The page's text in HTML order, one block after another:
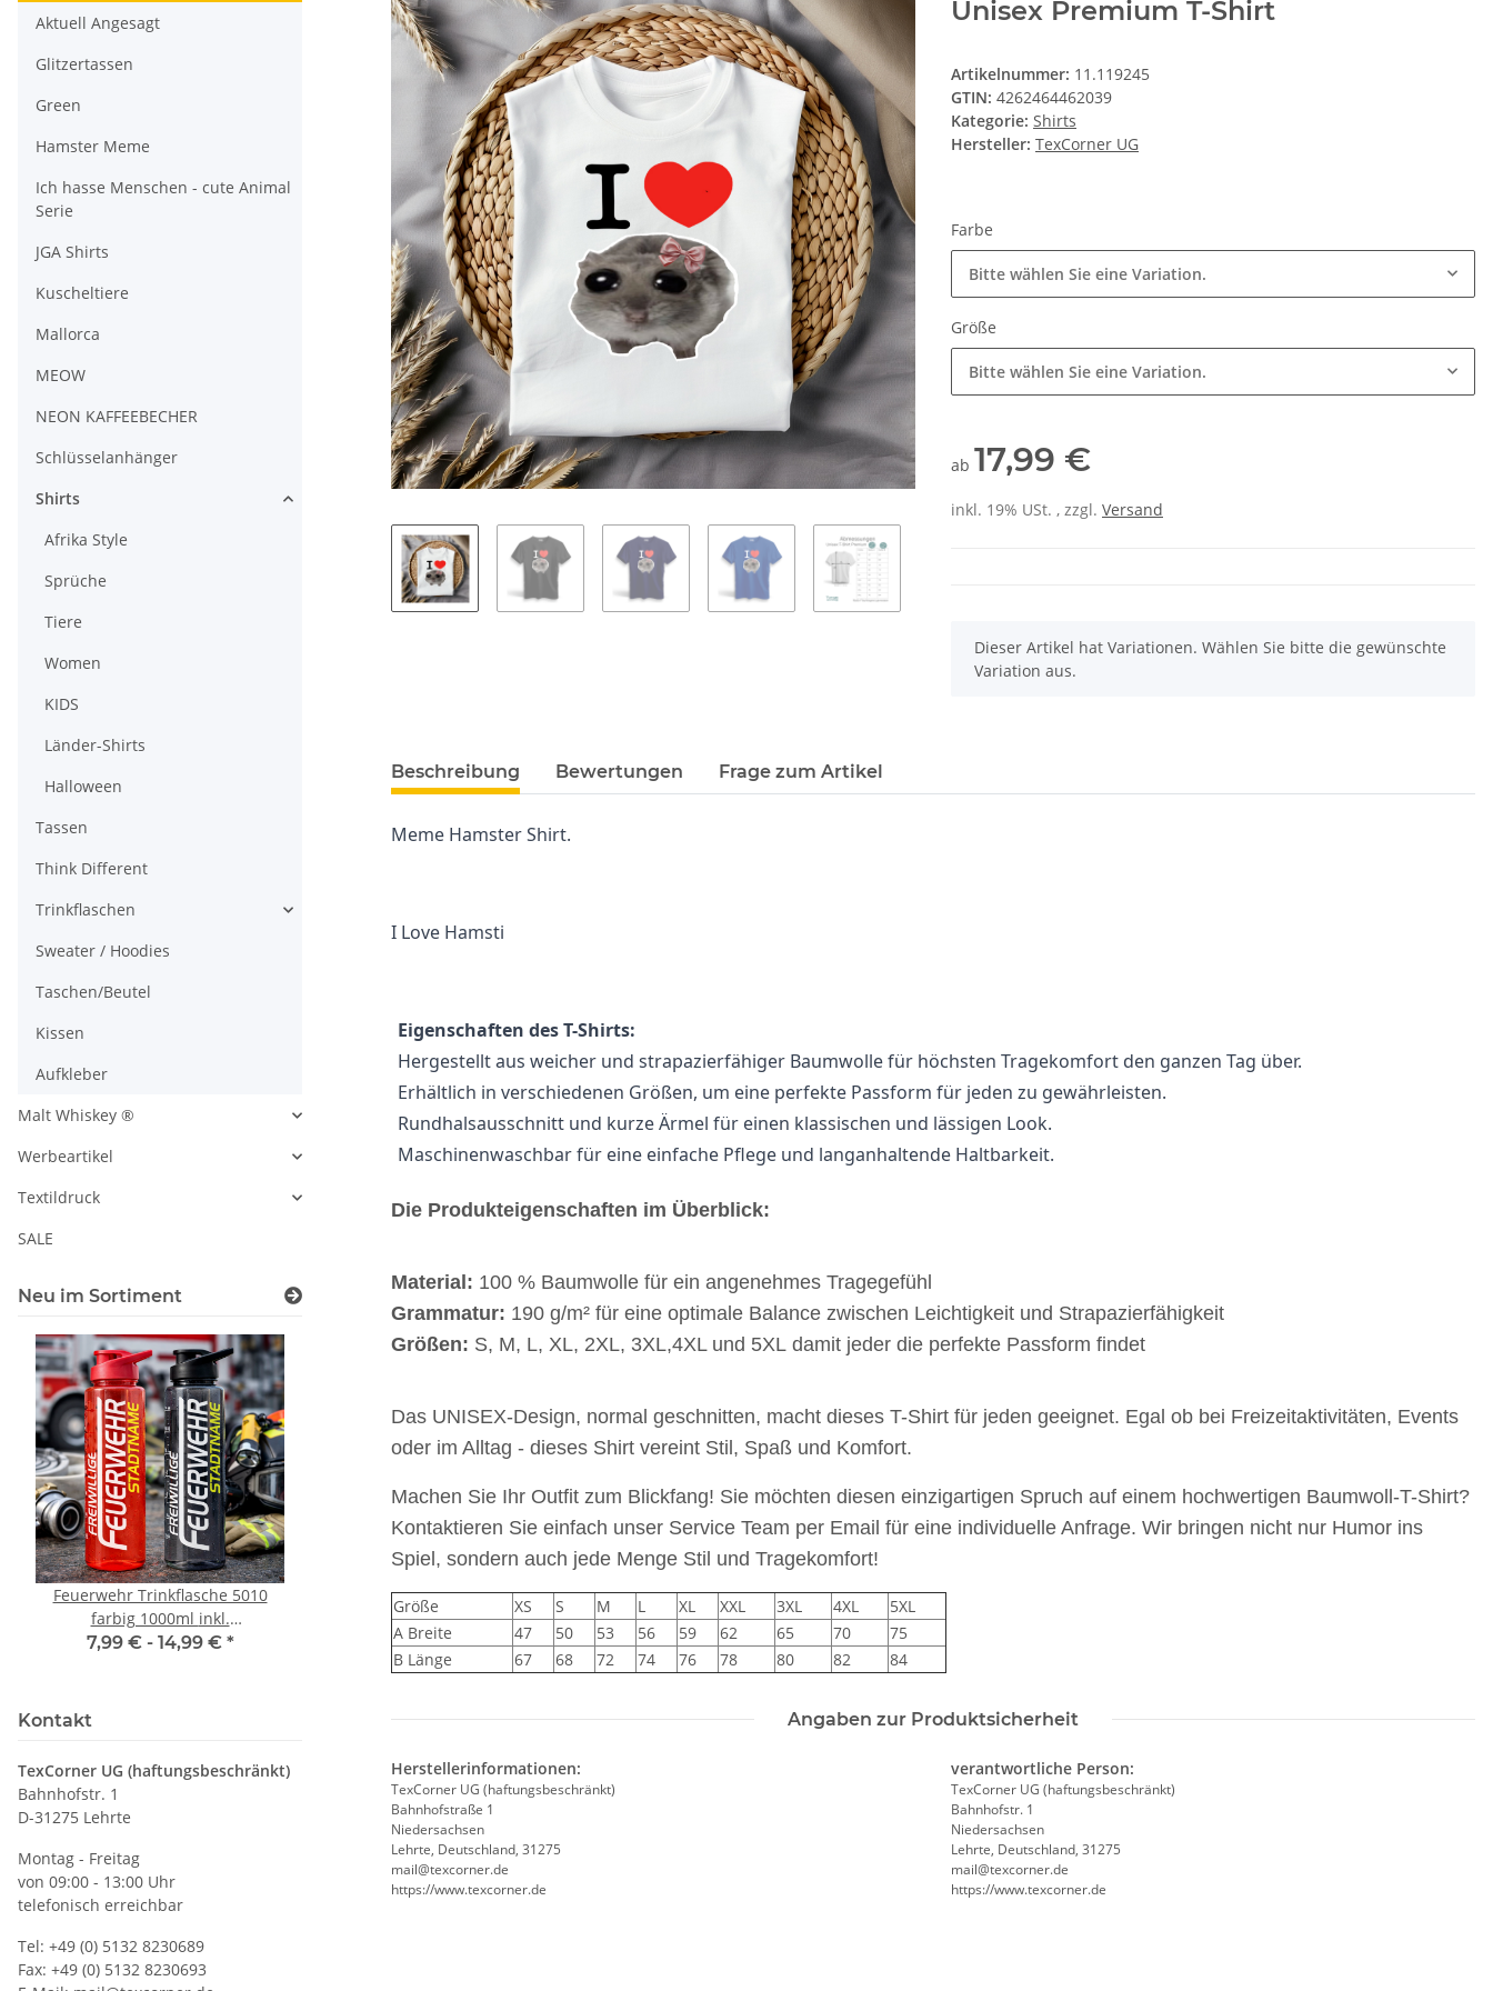
Unisex Premium T-Shirt
Artikelnummer: 11.119245
GTIN: 4262464462039
Kategorie: Shirts
Hersteller: TexCorner UG
Farbe
Bitte wählen Sie eine Variation.
Größe
Bitte wählen Sie eine Variation.
ab 17,99 €
inkl. 19% USt. , zzgl. Versand
x
Dieser Artikel hat Variationen. Wählen Sie bitte die gewünschte
Variation aus.
Beschreibung Bewertungen Frage zum Artikel
Meme Hamster Shirt.
I Love Hamsti
Eigenschaften des T-Shirts:
Hergestellt aus weicher und strapazierfähiger Baumwolle für höchsten Tragekomfort den ganzen Tag über.
Erhältlich in verschiedenen Größen, um eine perfekte Passform für jeden zu gewährleisten.
Rundhalsausschnitt und kurze Ärmel für einen klassischen und lässigen Look.
Maschinenwaschbar für eine einfache Pflege und langanhaltende Haltbarkeit.
Die Produkteigenschaften im Überblick:
Material: 100 % Baumwolle für ein angenehmes Tragegefühl
Grammatur: 190 g/m² für eine optimale Balance zwischen Leichtigkeit und Strapazierfähigkeit
Größen: S, M, L, XL, 2XL, 3XL,4XL und 5XL damit jeder die perfekte Passform findet
Das UNISEX-Design, normal geschnitten, macht dieses T-Shirt für jeden geeignet. Egal ob bei Freizeitaktivitäten, Events
oder im Alltag - dieses Shirt vereint Stil, Spaß und Komfort.
Machen Sie Ihr Outfit zum Blickfang! Sie möchten diesen einzigartigen Spruch auf einem hochwertigen Baumwoll-T-Shirt?
Kontaktieren Sie einfach unser Service Team per Email für eine individuelle Anfrage. Wir bringen nicht nur Humor ins
Spiel, sondern auch jede Menge Stil und Tragekomfort!
Größe XS S M L XL XXL 3XL 4XL
5XL
A Breite
47 50 53 56 59 62 65 70
75
B Länge
67 68 72 74 76 78 80 82 84
Angaben zur Produktsicherheit
Herstellerinformationen:
TexCorner UG (haftungsbeschränkt)
Bahnhofstraße 1
Niedersachsen
Lehrte, Deutschland, 31275
mail@texcorner.de
https://www.texcorner.de
verantwortliche Person:
TexCorner UG (haftungsbeschränkt)
Bahnhofstr. 1
Niedersachsen
Lehrte, Deutschland, 31275
mail@texcorner.de
https://www.texcorner.de
Aktuell Angesagt
Glitzertassen
Green
Hamster Meme
Ich hasse Menschen - cute Animal
Serie
JGA Shirts
Kuscheltiere
Mallorca
MEOW
NEON KAFFEEBECHER
Schlüsselanhänger
Shirts
Afrika Style
Sprüche
Tiere
Women
KIDS
Länder-Shirts
Halloween
Tassen
Think Different
Trinkflaschen
Sweater / Hoodies
Taschen/Beutel
Kissen
Aufkleber
Malt Whiskey ®
Werbeartikel
Textildruck
SALE
Neu im Sortiment
Feuerwehr Trinkflasche 5010
farbig 1000ml inkl.
Wunschnamen
7,99 € - 14,99 € *
LEITUNG SAMMELSTELLE
Piktogramm Warnweste auch mit
vielen Taschen S-3XL
ab11,17 €*
10x T-Shirt Herren weiß,
Premium B&C Inspire #190
Rundhals mit EINER
Druckposition CMYK
79,90 €*
Feuerwehr Trinkflasche 5010
farbig 1000ml inkl.
7,99 € -
Kontakt
TexCorner UG (haftungsbeschränkt)
Bahnhofstr. 1
D-31275 Lehrte
Montag - Freitag
von 09:00 - 13:00 Uhr
telefonisch erreichbar
Tel: +49 (0) 5132 8230689
Fax: +49 (0) 5132 8230693